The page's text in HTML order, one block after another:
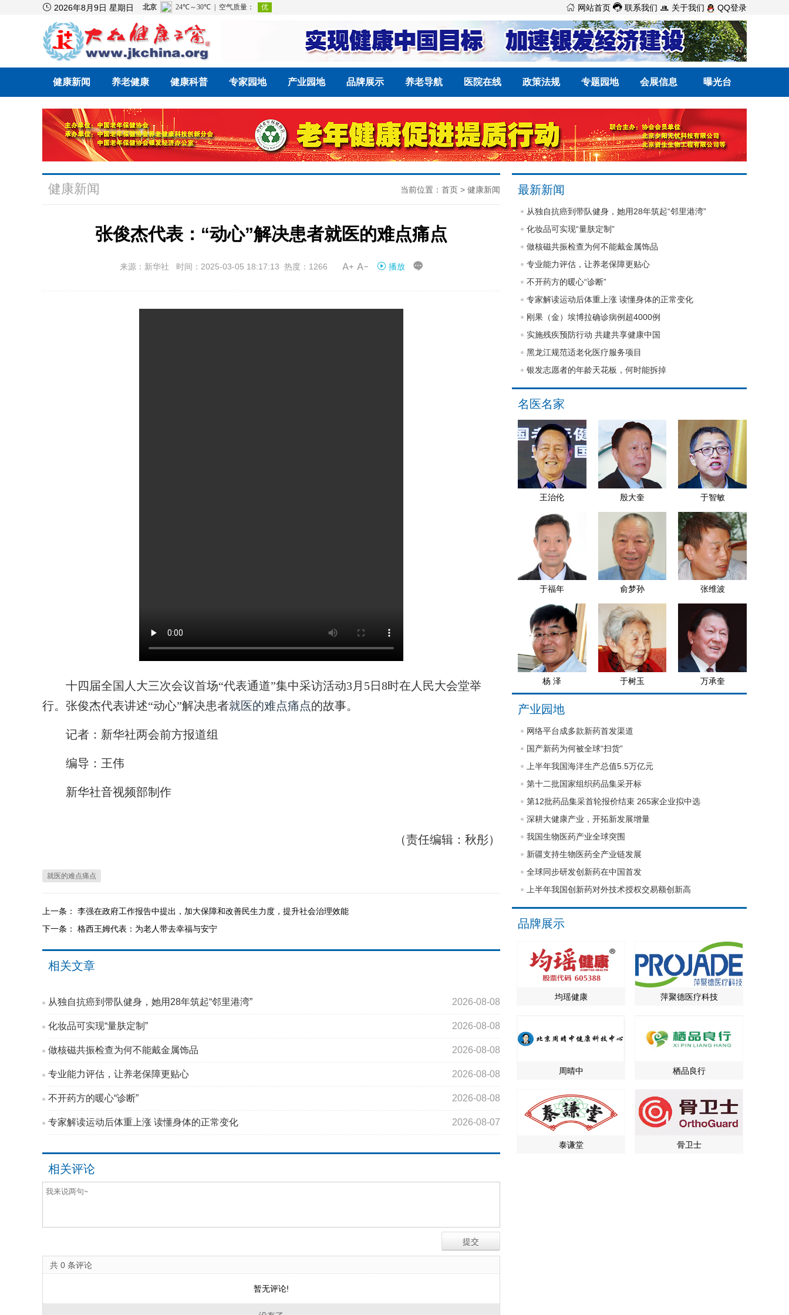
 2026年8月9日 星期日  网站首页  联系我们  关于我们 QQ登录
健康新闻 养老健康 健康科普 专家园地 产业园地 品牌展示 养老导航 医院在线 政策法规 专题园地 会展信息 曝光台
健康新闻 当前位置： 首页 > 健康新闻
张俊杰代表：“动心”解决患者就医的难点痛点
来源：新华社 时间：2025-03-05 18:17:13 热度：1266  播放 
十四届全国人大三次会议首场“代表通道”集中采访活动3月5日8时在人民大会堂举
行。张俊杰代表讲述“动心”解决患者就医的难点痛点的故事。
记者：新华社两会前方报道组
编导：王伟
新华社音视频部制作
（责任编辑：秋彤）
就医的难点痛点
上一条： 李强在政府工作报告中提出，加大保障和改善民生力度，提升社会治理效能
下一条： 格西王姆代表：为老人带去幸福与安宁
相关文章
从独自抗癌到带队健身，她用28年筑起“邻里港湾” 2026-08-08
化妆品可实现“量肤定制” 2026-08-08
做核磁共振检查为何不能戴金属饰品 2026-08-08
专业能力评估，让养老保障更贴心 2026-08-08
不开药方的暖心“诊断” 2026-08-08
专家解读运动后体重上涨 读懂身体的正常变化 2026-08-07
相关评论
共 0 条评论
暂无评论!
最新新闻
从独自抗癌到带队健身，她用28年筑起“邻里港湾”
化妆品可实现“量肤定制”
做核磁共振检查为何不能戴金属饰品
专业能力评估，让养老保障更贴心
不开药方的暖心“诊断”
专家解读运动后体重上涨 读懂身体的正常变化
刚果（金）埃博拉确诊病例超4000例
实施残疾预防行动 共建共享健康中国
黑龙江规范适老化医疗服务项目
银发志愿者的年龄天花板，何时能拆掉
名医名家
王治伦 殷大奎 于智敏
于福年 俞梦孙 张维波
杨 泽 于树玉 万承奎
产业园地
网络平台成多款新药首发渠道
国产新药为何被全球“扫货”
上半年我国海洋生产总值5.5万亿元
第十二批国家组织药品集采开标
第12批药品集采首轮报价结束 265家企业拟中选
深耕大健康产业，开拓新发展增量
我国生物医药产业全球突围
新疆支持生物医药全产业链发展
全球同步研发创新药在中国首发
上半年我国创新药对外技术授权交易额创新高
品牌展示
均瑶健康 萍聚德医疗科技
周晴中 栖品良行
泰谦堂 骨卫士